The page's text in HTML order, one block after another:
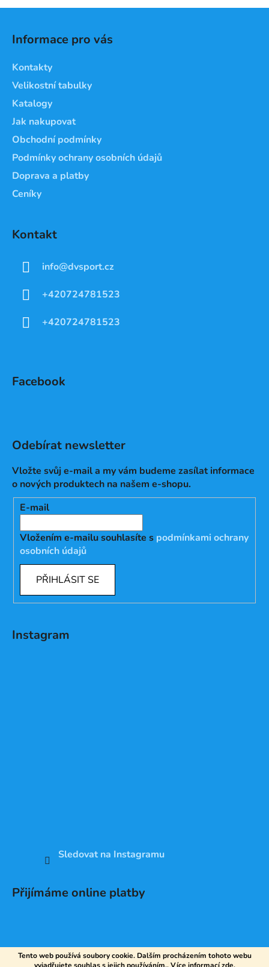
Tento web používá soubory cookie. Dalším procházením tohoto webu
Informace pro vás
Kontakty
Velikostní tabulky
Katalogy
Jak nakupovat
Obchodní podmínky
Podmínky ochrany osobních údajů
Doprava a platby
Ceníky
Kontakt
info@dvsport.cz
+420724781523
+420724781523
Facebook
Odebírat newsletter
Vložte svůj e-mail a my vám budeme zasílat informace
o nových produktech na našem e-shopu.
E-mail
Vložením e-mailu souhlasíte s podmínkami ochrany
osobních údajů
PŘIHLÁSIT SE
Instagram
Sledovat na Instagramu
Přijímáme online platby